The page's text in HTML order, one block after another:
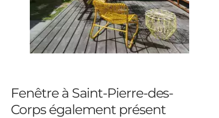
Fenêtre à Saint-Pierre-des-
Corpségalement présent